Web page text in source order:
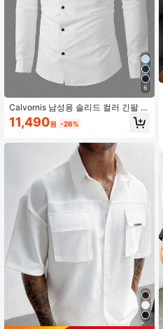
6
Calvornis 남성용 솔리드 컬러 긴팔 셔
츠, 버튼업 플레인 올 화이트 캐주얼
셔츠, 가을, 정장, 의식용
11,490원 -26%